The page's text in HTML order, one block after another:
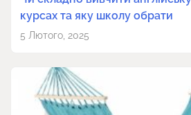
курсах та яку школу обрати
5 Лютого, 2025